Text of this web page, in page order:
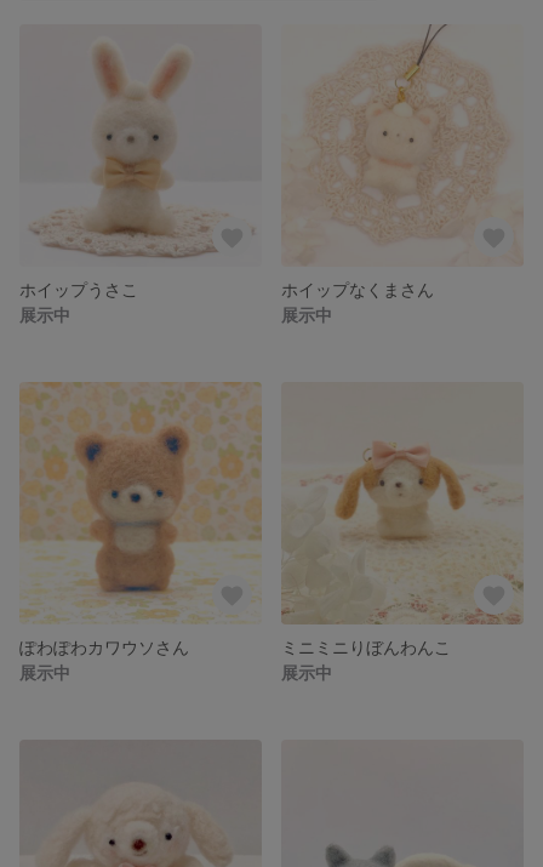
ホイップうさこ
展示中
ホイップなくまさん
展示中
ぽわぽわカワウソさん
展示中
ミニミニりぼんわんこ
展示中